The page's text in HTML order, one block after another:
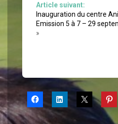
Article suivant:
Inauguration du centre
Emission 5 à 7 – 29
»